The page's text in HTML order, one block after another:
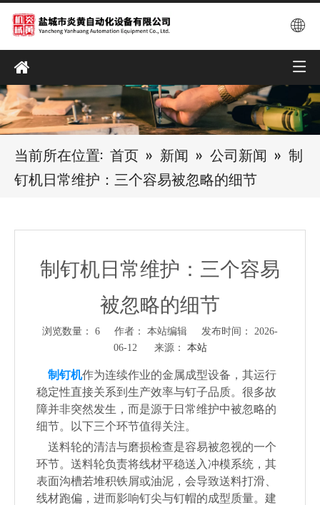
当前所在位置: 首页 » 新闻 » 公司新闻 » 制
钉机日常维护：三个容易被忽略的细节
制钉机日常维护：三个容易
被忽略的细节
浏览数量： 6 作者： 本站编辑 发布时间： 2026-
06-12 来源： 本站
["wechat","weibo","qzone","douban","email"]
制钉机作为连续作业的金属成型设备，其运行
稳定性直接关系到生产效率与钉子品质。很多故
障并非突然发生，而是源于日常维护中被忽略的
细节。以下三个环节值得关注。
送料轮的清洁与磨损检查是容易被忽视的一个
环节。送料轮负责将线材平稳送入冲模系统，其
表面沟槽若堆积铁屑或油泥，会导致送料打滑、
线材跑偏，进而影响钉尖与钉帽的成型质量。建